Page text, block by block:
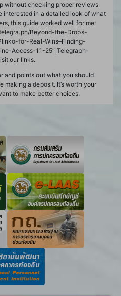
without checking proper reviews
interested in a detailed look of what
this guide worked well for me:
Beyond-the-Drops-
for-Real-Wins–Finding-
Access-11-25″]Telegraph-
our links.
and points out what you should
making a deposit. It’s worth your
to make better choices.